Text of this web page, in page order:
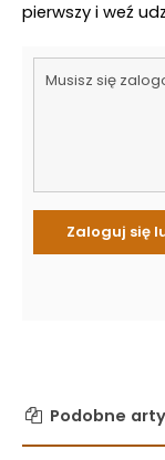
pierwszy i weź
Podobne